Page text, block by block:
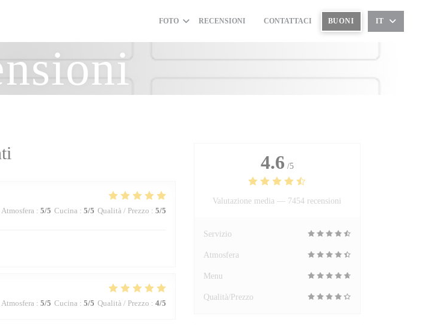
FOTO RECENSIONI CONTATTACI BUONI IT
Atmosfera : 5/5 Cucina : 5/5 Qualità / Prezzo : 5/5
Atmosfera : 5/5 Cucina : 5/5 Qualità / Prezzo : 4/5
4.6 /5
Valutazione media — 7454 recensioni
Servizio
Atmosfera
Menu
Qualità/Prezzo